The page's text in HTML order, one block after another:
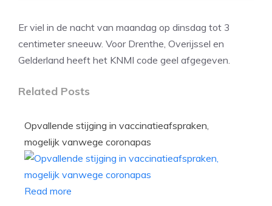
Er viel in de nacht van maandag op dinsdag tot 3
centimeter sneeuw. Voor Drenthe, Overijssel en
Gelderland heeft het KNMI code geel afgegeven.
Related Posts
Opvallende stijging in vaccinatieafspraken,
mogelijk vanwege coronapas
Read more